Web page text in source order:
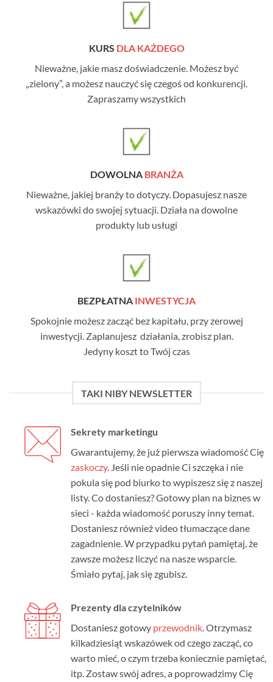
KURS DLA KAŻDEGO
Nieważne, jakie masz doświadczenie. Możesz być
„zielony”, a możesz nauczyć się czegoś od konkurencji.
Zapraszamy wszystkich
DOWOLNA BRANŻA
Nieważne, jakiej branży to dotyczy. Dopasujesz nasze
wskazówki do swojej sytuacji. Działa na dowolne
produkty lub usługi
BEZPŁATNA INWESTYCJA
Spokojnie możesz zacząć bez kapitału, przy zerowej
inwestycji. Zaplanujesz działania, zrobisz plan.
Jedyny koszt to Twój czas
TAKI NIBY NEWSLETTER
Sekrety marketingu
Gwarantujemy, że już pierwsza wiadomość Cię
zaskoczy. Jeśli nie opadnie Ci szczęka i nie
pokula się pod biurko to wypiszesz się z naszej
listy. Co dostaniesz? Gotowy plan na biznes w
sieci - każda wiadomość poruszy inny temat.
Dostaniesz również video tłumaczące dane
zagadnienie. W przypadku pytań pamiętaj, że
zawsze możesz liczyć na nasze wsparcie.
Śmiało pytaj, jak się zgubisz.
Prezenty dla czytelników
Dostaniesz gotowy przewodnik. Otrzymasz
kilkadziesiąt wskazówek od czego zacząć, co
warto mieć, o czym trzeba koniecznie pamiętać,
itp. Zostaw swój adres, a poprowadzimy Cię